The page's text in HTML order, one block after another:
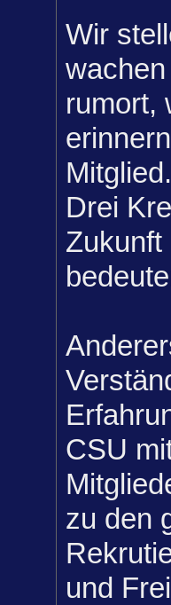
Wir
rumort,
Mitglied.
Drei
Zukunft
CSU
zu den
und